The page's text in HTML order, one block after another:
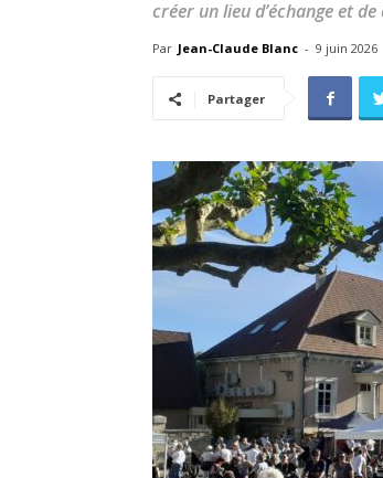
créer un lieu d’échange et
Par Jean-Claude Blanc - 9 juin 2026
Partager